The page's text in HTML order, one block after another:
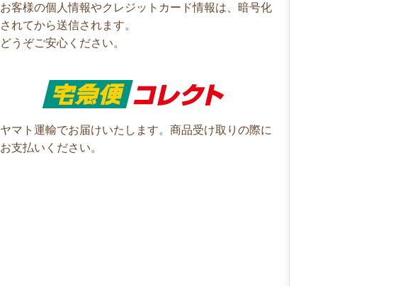
お客様の個人情報やクレジットカード情報は、暗号化
されてから送信されます。
どうぞご安心ください。
ヤマト運輸でお届けいたします。商品受け取りの際に
お支払いください。